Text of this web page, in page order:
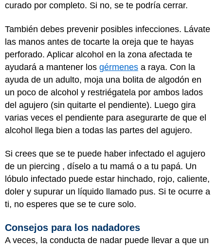
curado por completo. Si no, se te podría cerrar.
También debes prevenir posibles infecciones. Lávate
las manos antes de tocarte la oreja que te hayas
perforado. Aplicar alcohol en la zona afectada te
ayudará a mantener los gérmenes a raya. Con la
ayuda de un adulto, moja una bolita de algodón en
un poco de alcohol y restriégatela por ambos lados
del agujero (sin quitarte el pendiente). Luego gira
varias veces el pendiente para asegurarte de que el
alcohol llega bien a todas las partes del agujero.
Si crees que se te puede haber infectado el agujero
de un piercing , díselo a tu mamá o a tu papá. Un
lóbulo infectado puede estar hinchado, rojo, caliente,
doler y supurar un líquido llamado pus. Si te ocurre a
ti, no esperes que se te cure solo.
Consejos para los nadadores
A veces, la conducta de nadar puede llevar a que un